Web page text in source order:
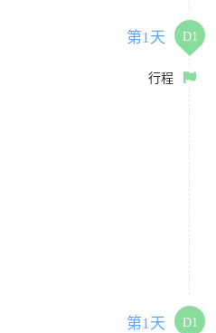
第1天 D1
行程
第1天 D1